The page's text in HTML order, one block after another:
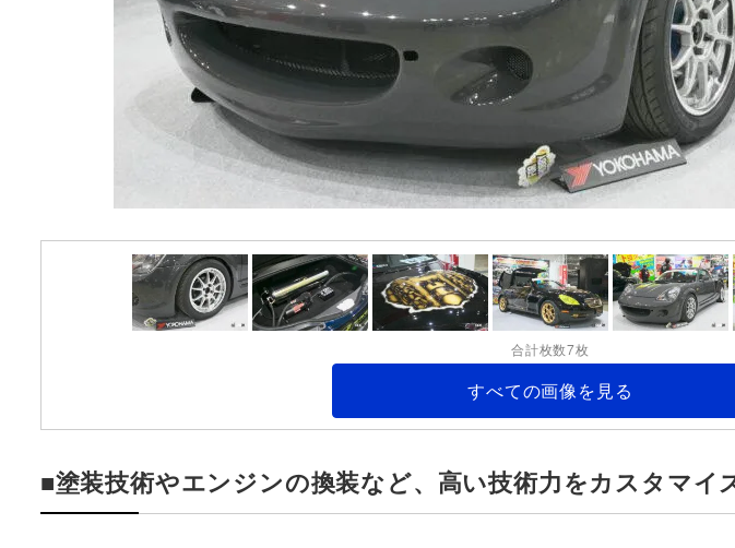
合計枚数7枚
すべての画像を見る
■塗装技術やエンジンの換装など、高い技術力をカスタマイ